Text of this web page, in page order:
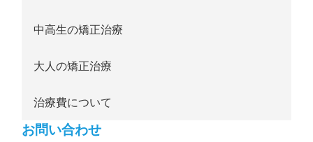
中高生の矯正治療
大人の矯正治療
治療費について
お問い合わせ